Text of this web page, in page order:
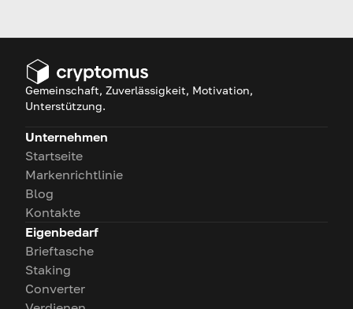
zu erfahren!
Gemeinschaft, Zuverlässigkeit, Motivation,
Unterstützung.
Unternehmen
Startseite
Markenrichtlinie
Blog
Kontakte
Eigenbedarf
Brieftasche
Staking
Converter